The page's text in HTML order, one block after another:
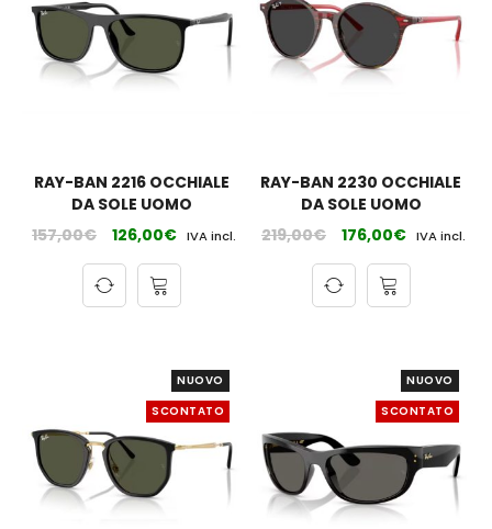
RAY-BAN 2216 OCCHIALE
DA SOLE UOMO
157,00€ 126,00€ IVA incl.
RAY-BAN 2230 OCCHIALE
DA SOLE UOMO
219,00€ 176,00€ IVA incl.
NUOVO
SCONTATO
NUOVO
SCONTATO